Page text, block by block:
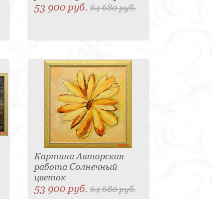
53 900 руб.64 680 руб.
Картина Авторская
работа Солнечный
цветок
53 900 руб.64 680 руб.